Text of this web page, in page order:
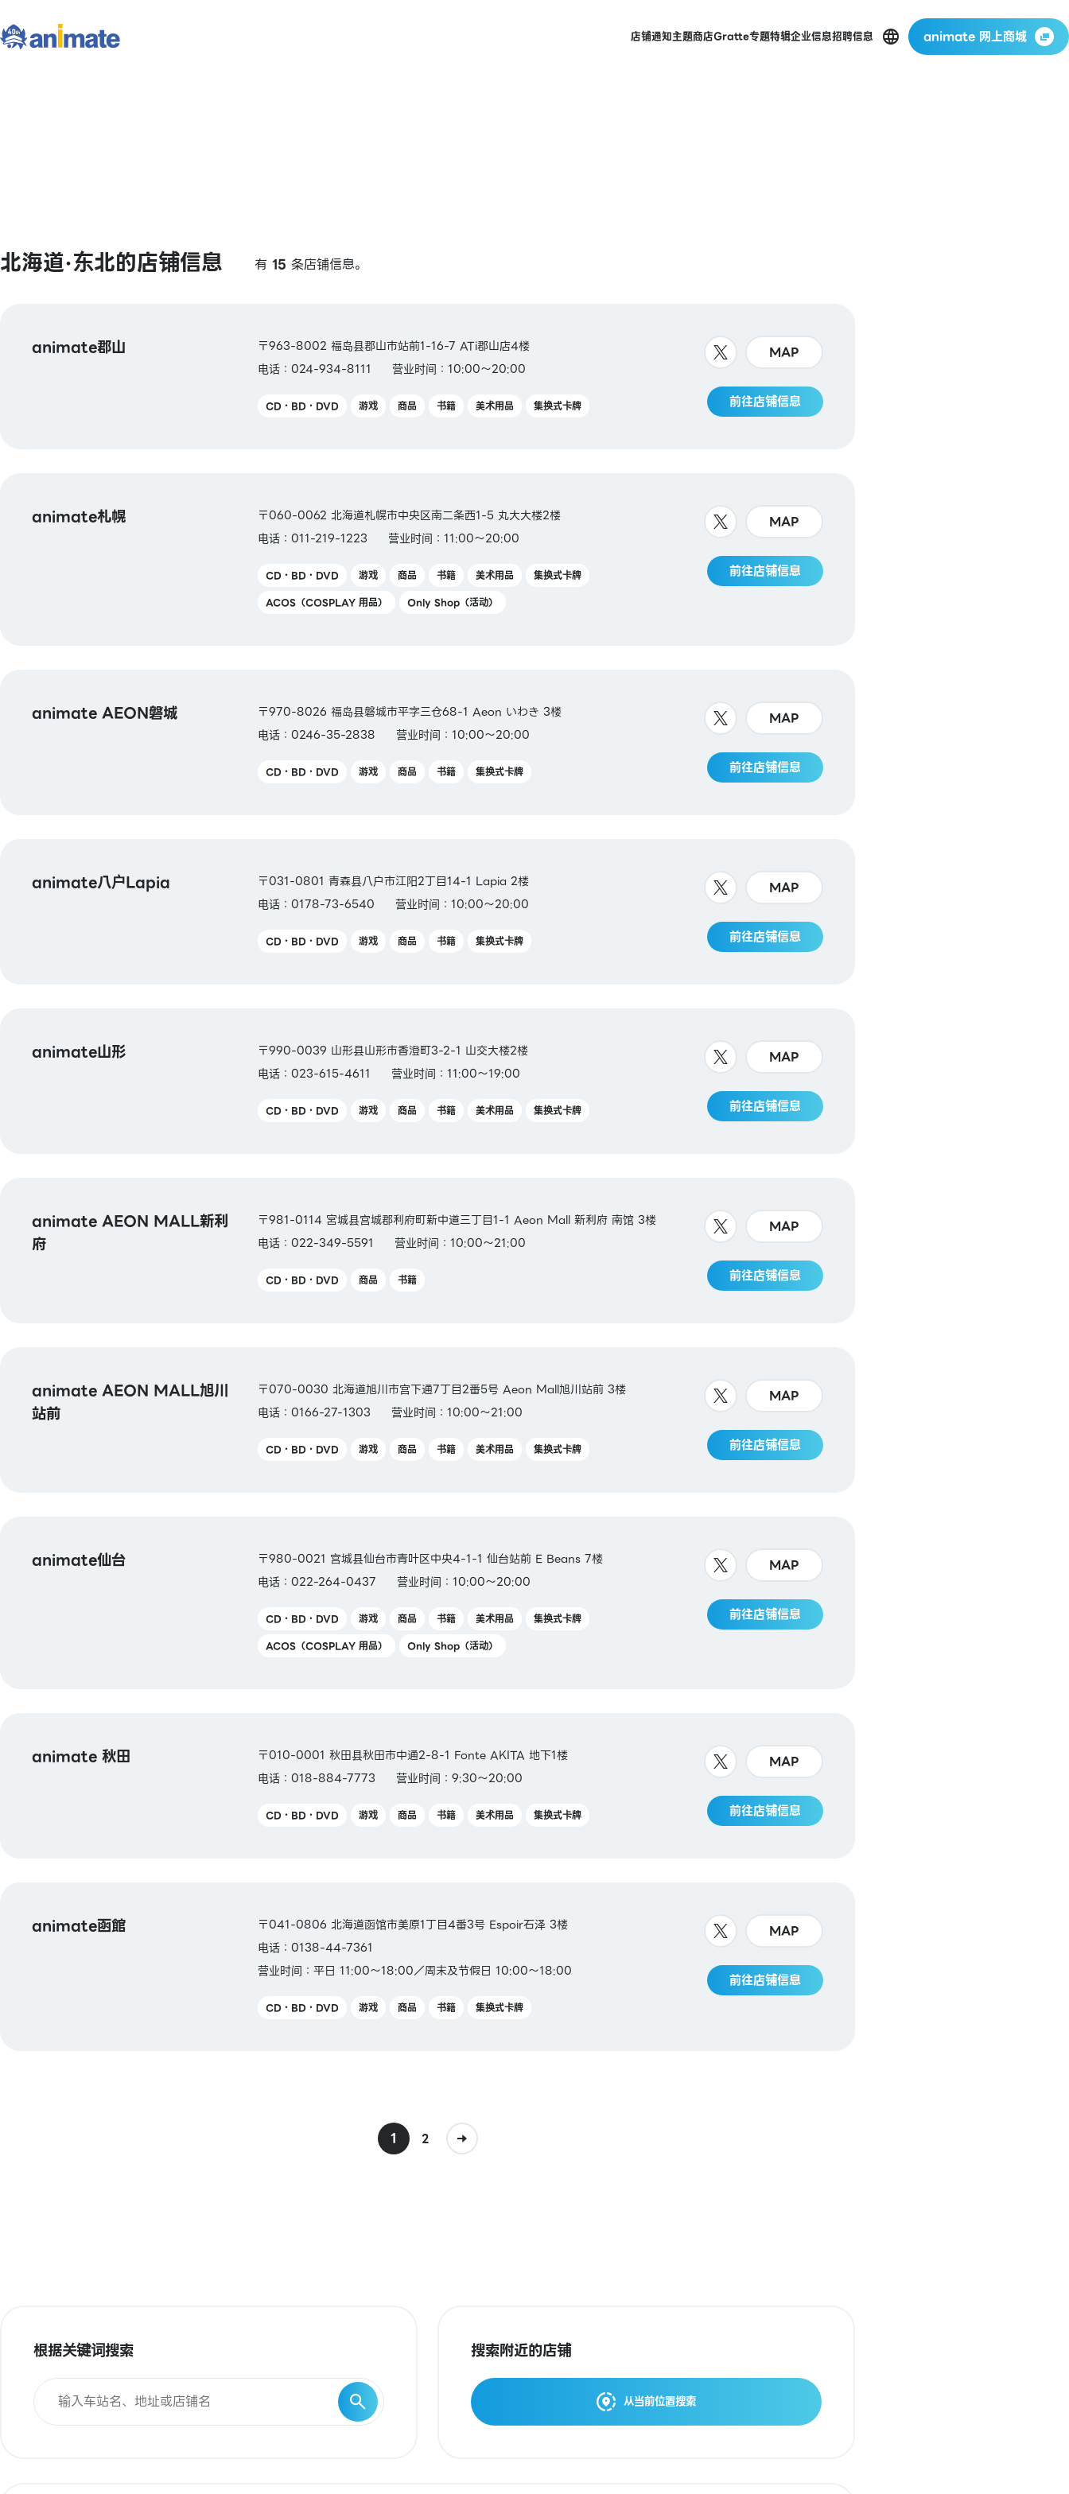
店铺通知主题商店Gratte专题特辑企业信息招聘信息 animate 网上商城
北海道·东北的店铺信息 有 15 条店铺信息。
animate郡山
〒963-8002 福岛县郡山市站前1-16-7 ATi郡山店4楼
电话：024-934-8111
营业时间：10:00～20:00
CD・BD・DVD 游戏 商品 书籍 美术用品 集换式卡牌
MAP
前往店铺信息
animate札幌
〒060-0062 北海道札幌市中央区南二条西1-5 丸大大楼2楼
电话：011-219-1223
营业时间：11:00～20:00
CD・BD・DVD 游戏 商品 书籍 美术用品
集换式卡牌
ACOS（COSPLAY 用品）
Only Shop（活动）
MAP
前往店铺信息
animate AEON磐城
〒970-8026 福岛县磐城市平字三仓68-1 Aeon いわき 3楼
电话：0246-35-2838
营业时间：10:00～20:00
CD・BD・DVD 游戏 商品 书籍 集换式卡牌
MAP
前往店铺信息
animate八户Lapia
〒031-0801 青森县八户市江阳2丁目14-1 Lapia 2楼
电话：0178-73-6540
营业时间：10:00～20:00
CD・BD・DVD 游戏 商品 书籍 集换式卡牌
MAP
前往店铺信息
animate山形
〒990-0039 山形县山形市香澄町3-2-1 山交大楼2楼
电话：023-615-4611
营业时间：11:00～19:00
CD・BD・DVD 游戏 商品 书籍 美术用品 集换式卡牌
MAP
前往店铺信息
animate AEON MALL新利
府
〒981-0114 宮城县宫城郡利府町新中道三丁目1-1 Aeon Mall 新利府 南馆 3楼
电话：022-349-5591
营业时间：10:00～21:00
CD・BD・DVD 商品 书籍
MAP
前往店铺信息
animate AEON MALL旭川
站前
〒070-0030 北海道旭川市宫下通7丁目2番5号 Aeon Mall旭川站前 3楼
电话：0166-27-1303
营业时间：10:00～21:00
CD・BD・DVD 游戏 商品 书籍 美术用品 集换式卡牌
MAP
前往店铺信息
animate仙台
〒980-0021 宫城县仙台市青叶区中央4-1-1 仙台站前 E Beans 7楼
电话：022-264-0437
营业时间：10:00～20:00
CD・BD・DVD 游戏 商品 书籍 美术用品
集换式卡牌
ACOS（COSPLAY 用品）
Only Shop（活动）
MAP
前往店铺信息
animate 秋田
〒010-0001 秋田县秋田市中通2-8-1 Fonte AKITA 地下1楼
电话：018-884-7773
营业时间：9:30～20:00
CD・BD・DVD 游戏 商品 书籍 美术用品 集换式卡牌
MAP
前往店铺信息
animate函館
〒041-0806 北海道函馆市美原1丁目4番3号 Espoir石泽 3楼
电话：0138-44-7361
营业时间：平日 11:00～18:00／周末及节假日 10:00～18:00
CD・BD・DVD 游戏 商品 书籍 集换式卡牌
MAP
前往店铺信息
1 2
根据关键词搜索 搜索附近的店铺
从当前位置搜索